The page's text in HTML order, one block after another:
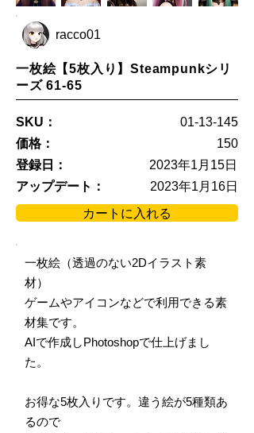
racco01
一枚絵【5枚入り】Steampunkシリ
ーズ 61-65
SKU：
01-13-145
価格：
150
登録日：
2023年1月15日
アップデート：
2023年1月16日
カートに入れる
一枚絵（透過のない2Dイラスト素
材）
ゲームやアイコンなどで利用できる素
材集です。
AIで作成しPhotoshopで仕上げまし
た。
お得な5枚入りです。違う絵が5種類あ
るので